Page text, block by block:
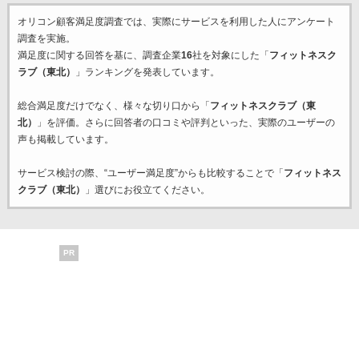
オリコン顧客満足度調査では、実際にサービスを利用した 人にアンケート
調査を実施。
満足度に関する回答を基に、調査企業16社を対象にした「 フィットネスク
ラブ（東北）
」ランキングを発表しています。
総合満足度だけでなく、様々な切り口から「 フィットネスクラブ（東
北）
」を評価。さらに回答者の口コミや評判といった、実際のユーザーの
声も掲載しています。
サービス検討の際、“ユーザー満足度”からも比較することで「 フィットネス
クラブ（東北）
」選びにお役立てください。
PR